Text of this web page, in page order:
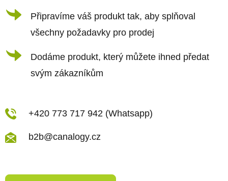
k
y
v
ý
u
Připravíme váš produkt tak, aby splňoval
všechny požadavky pro prodej
Dodáme produkt, který můžete ihned předat
svým zákazníkům
+420 773 717 942 (Whatsapp)
b2b@canalogy.cz